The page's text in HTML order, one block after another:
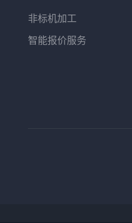
非标机加工
智能报价服务